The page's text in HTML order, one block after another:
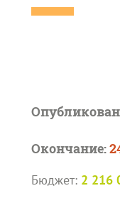
Окончание:
Бюджет: 2 216